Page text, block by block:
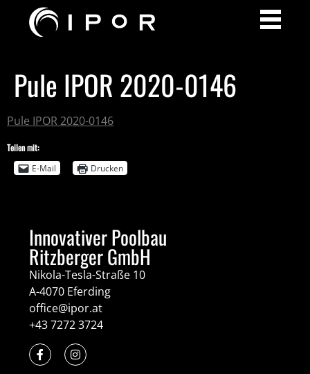
Pule IPOR 2020-0146
Pule IPOR 2020-0146
Teilen mit:
E-Mail
Drucken
Innovativer Poolbau
Ritzberger GmbH
Nikola-Tesla-Straße 10
A-4070 Eferding
office@ipor.at
+43 7272 3724